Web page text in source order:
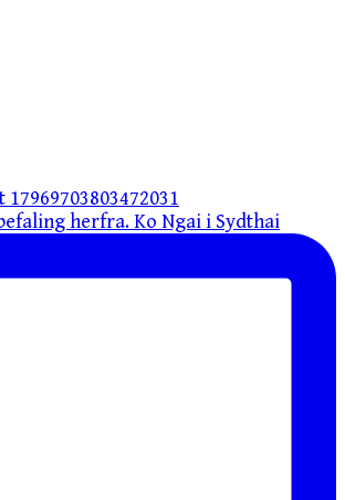
herfra. Ko Ngai i Sydthai